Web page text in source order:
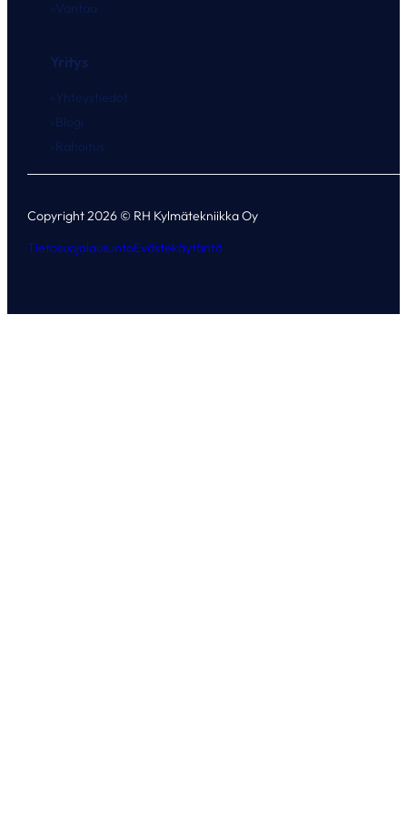
Vantaa
Yritys
Yhteystiedot
Blogi
Rahoitus
Copyright 2026 © RH Kylmätekniikka Oy
TietosuojalausuntoEvästekäytäntö